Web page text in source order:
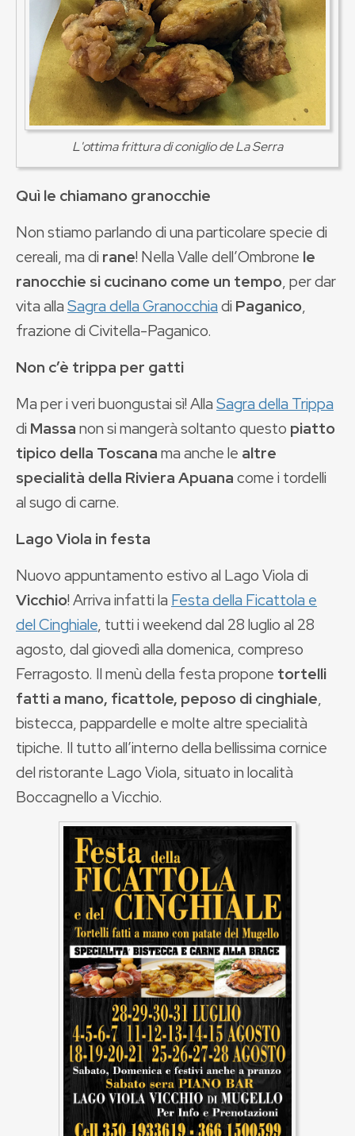
L'ottima frittura di coniglio de La Serra
Quì le chiamano granocchie
Non stiamo parlando di una particolare specie di
cereali, ma di rane! Nella Valle dell’Ombrone le
ranocchie si cucinano come un tempo, per dar
vita allaSagra della Granocchiadi Paganico,
frazione di Civitella-Paganico.
Non c’è trippa per gatti
Ma per i veri buongustai sì! AllaSagra della Trippa
di Massanon si mangerà soltanto questo piatto
tipico della Toscanama anche le altre
specialità della Riviera Apuanacome i tordelli
al sugo di carne.
Lago Viola in festa
Nuovo appuntamento estivo al Lago Viola di
Vicchio! Arriva infatti la Festa della Ficattola e
del Cinghiale, tutti i weekend dal 28 luglio al 28
agosto, dal giovedì alla domenica, compreso
Ferragosto. Il menù della festa propone tortelli
fatti a mano, ficattole, peposo di cinghiale,
bistecca, pappardelle e molte altre specialità
tipiche. Il tutto all’interno della bellissima cornice
del ristorante Lago Viola, situato in località
Boccagnello a Vicchio.